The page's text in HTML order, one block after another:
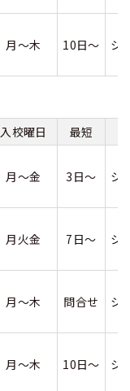
月～木 10日～ シ
入校曜日 最短
月～金 3日～ シ
月火金 7日～ シ
月～木 問合せ シ
月～木 10日～ シ